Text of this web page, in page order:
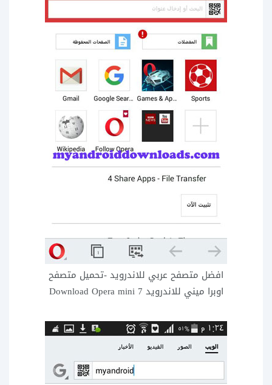
افضل متصفح عربي للاندرويد -تحميل متصفح
اوبرا ميني للاندرويد Download Opera mini 7